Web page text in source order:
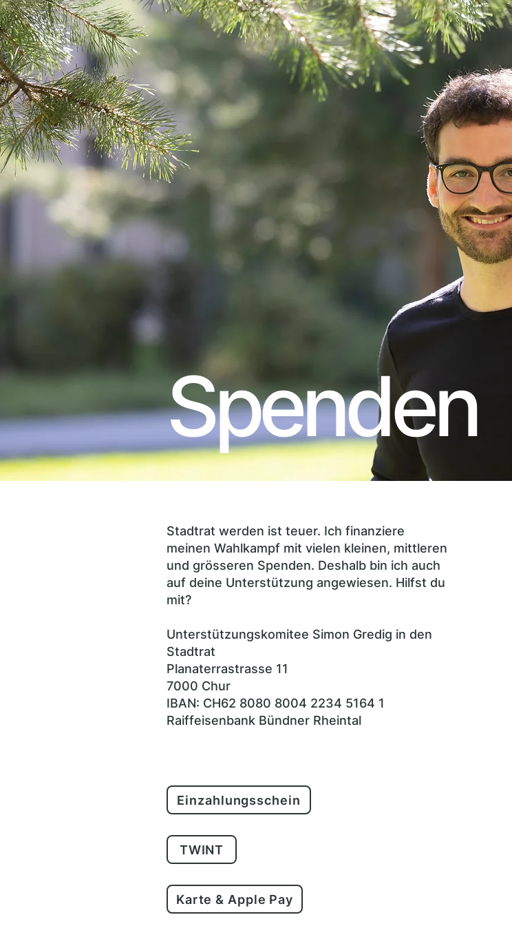
Spenden
Stadtrat werden ist teuer. Ich finanziere
meinen Wahlkampf mit vielen kleinen, mittleren
und grösseren Spenden. Deshalb bin ich auch
auf deine Unterstützung angewiesen. Hilfst du
mit?
Unterstützungskomitee Simon Gredig in den
Stadtrat
Planaterrastrasse 11
7000 Chur
IBAN: CH62 8080 8004 2234 5164 1
Raiffeisenbank Bündner Rheintal
Einzahlungsschein
TWINT
Karte & Apple Pay